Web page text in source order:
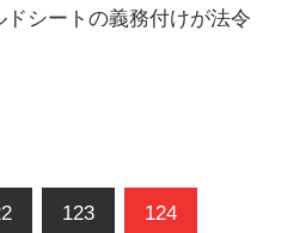
ドシートの義務付けが法令
123 124